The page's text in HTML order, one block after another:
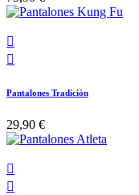


Pantalones Tradición
29,90 €

